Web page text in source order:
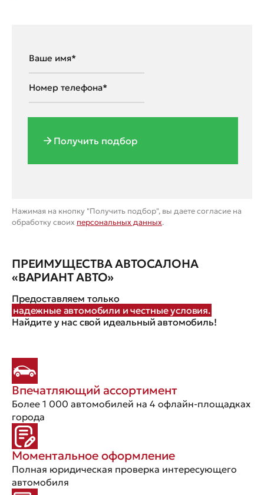
Получить подбор
Нажимая на кнопку "Получить подбор", вы даете согласие на
обработку своих персональных данных.
ПРЕИМУЩЕСТВА АВТОСАЛОНА
«ВАРИАНТ АВТО»
Предоставляем только
надежные автомобили и честные условия.
Найдите у нас свой идеальный автомобиль!
Впечатляющий ассортимент
Более 1 000 автомобилей на 4 офлайн-площадках
города
Моментальное оформление
Полная юридическая проверка интересующего
автомобиля